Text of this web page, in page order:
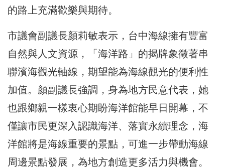
的路上充滿歡樂與期待。
市議會副議長顏莉敏表示，台中海線擁有豐富
自然與人文資源，「海洋路」的揭牌象徵著串
聯濱海觀光軸線，期望能為海線觀光的便利性
加值。顏副議長強調，身為地方民意代表，她
也跟鄉親一樣衷心期盼海洋館能早日開幕，不
僅讓市民更深入認識海洋、落實永續理念，海
洋館將是海線重要的景點，可進一步帶動海線
周邊景點發展，為地方創造更多活力與機會。